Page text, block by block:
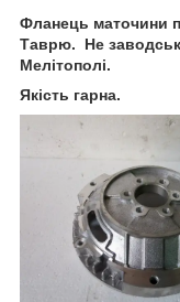
Фланець маточини
Таврю. Не
Мелітополі.
Якість гарна.